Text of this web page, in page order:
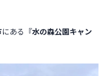
森公園内
ある『水の森公園キャン